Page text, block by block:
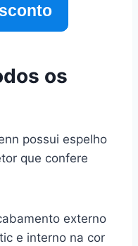
os
possui espelho
que confere
externo
e interno na cor